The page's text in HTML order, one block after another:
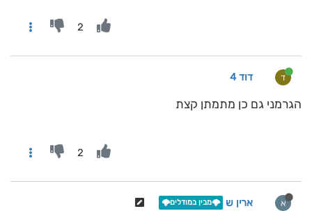
2
ד דוד 4
הגרמני גם כן מתמתן קצת
2
א ארין ש 🌩️מבין במודלים🌩️